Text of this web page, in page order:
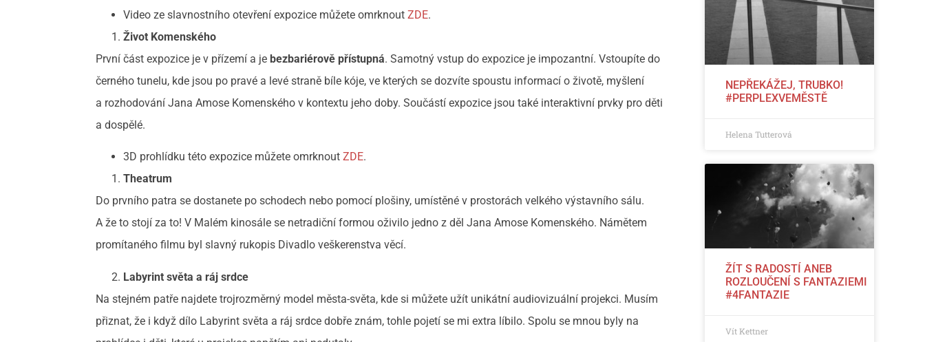
Video ze slavnostního otevření expozice můžete omrknoutZDE.
Život Komenského
První část expozice je v přízemí a jebezbariérově přístupná. Samotný vstup do expozice je impozantní. Vstoupíte do
černého tunelu, kde jsou po pravé a levé straně bíle kóje, ve kterých se dozvíte spoustu informací o životě, myšlení
a rozhodování Jana Amose Komenského v kontextu jeho doby. Součástí expozice jsou také interaktivní prvky pro děti
a dospělé.
3D prohlídku této expozice můžete omrknoutZDE.
Theatrum
Do prvního patra se dostanete po schodech nebo pomocí plošiny, umístěné v prostorách velkého výstavního sálu.
A že to stojí za to! V Malém kinosále se netradiční formou oživilo jedno z děl Jana Amose Komenského. Námětem
promítaného filmu byl slavný rukopis Divadlo veškerenstva věcí.
Labyrint světa a ráj srdce
Na stejném patře najdete trojrozměrný model města-světa, kde si můžete užít unikátní audiovizuální projekci. Musím
přiznat, že i když dílo Labyrint světa a ráj srdce dobře znám, tohle pojetí se mi extra líbilo. Spolu se mnou byly na
NEPŘEKÁŽEJ, TRUBKO!
#PERPLEXVEMĚSTĚ
Helena Tutterová
ŽÍT S RADOSTÍ ANEB
ROZLOUČENÍ S FANTAZIEMI
#4FANTAZIE
Vít Kettner